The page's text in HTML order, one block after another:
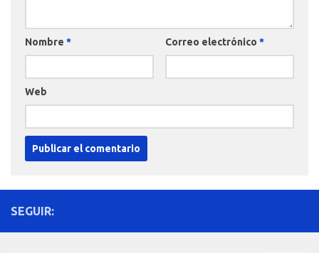
Nombre * Correo electrónico *
Web
SEGUIR: